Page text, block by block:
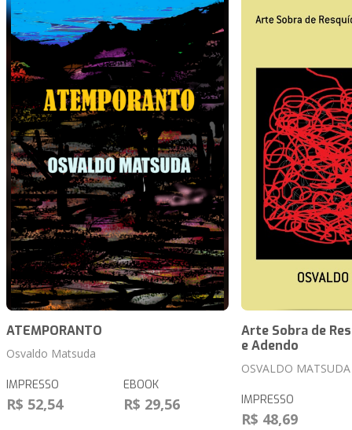
ATEMPORANTO
Osvaldo Matsuda
IMPRESSO
R$ 52,54
EBOOK
R$ 29,56
Arte Sobra de
e Adendo
OSVALDO MATSUDA
IMPRESSO
R$ 48,69